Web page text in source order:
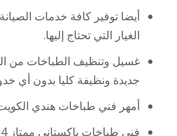
أيضا توفير كافة خدمات
الغيار التي تحتاج إليها.
غسيل وتنظيف الطباخات من
جديدة ونظيفة كليا بدون أي
أمهر فني طباخات هندي
فني طباخات باكستاني ممتاز 24 ساعة .